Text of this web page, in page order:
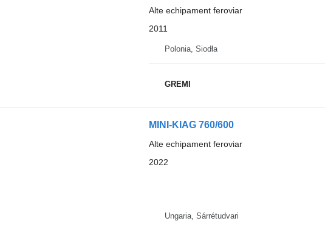
Alte echipament feroviar
2011
Polonia, Siodła
GREMI
MINI-KIAG 760/600
Alte echipament feroviar
2022
Ungaria, Sárrétudvari